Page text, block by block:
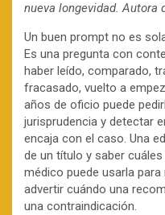
nueva longevidad. Autora
Un buen prompt no es
Es una pregunta con
haber leído, comparado,
fracasado, vuelto a
años de oficio puede
jurisprudencia y detectar
encaja con el caso. Una
de un título y saber
médico puede usarla
advertir cuándo una
una contraindicación.